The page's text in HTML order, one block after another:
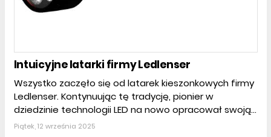
Intuicyjne latarki firmy Ledlenser
Wszystko zaczęło się od latarek kieszonkowych firmy
Ledlenser. Kontynuując tę tradycję, pionier w
dziedzinie technologii LED na nowo opracował swoją...
Piątek, 12 września 2025